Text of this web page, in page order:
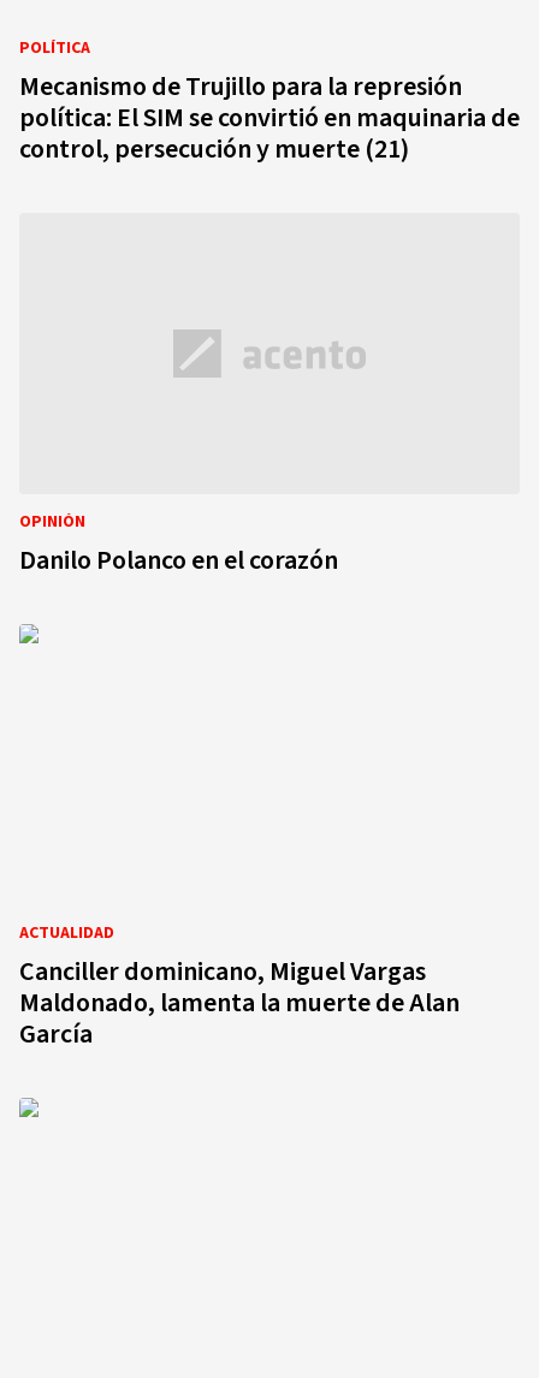
POLÍTICA
Mecanismo de Trujillo para la represión
política: El SIM se convirtió en maquinaria de
control, persecución y muerte (21)
OPINIÓN
Danilo Polanco en el corazón
ACTUALIDAD
Canciller dominicano, Miguel Vargas
Maldonado, lamenta la muerte de Alan
García